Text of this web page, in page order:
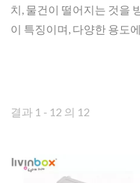
치, 물건이 떨어지는 것을
이 특징이며, 다양한 용도
결과 1 - 12 의 12